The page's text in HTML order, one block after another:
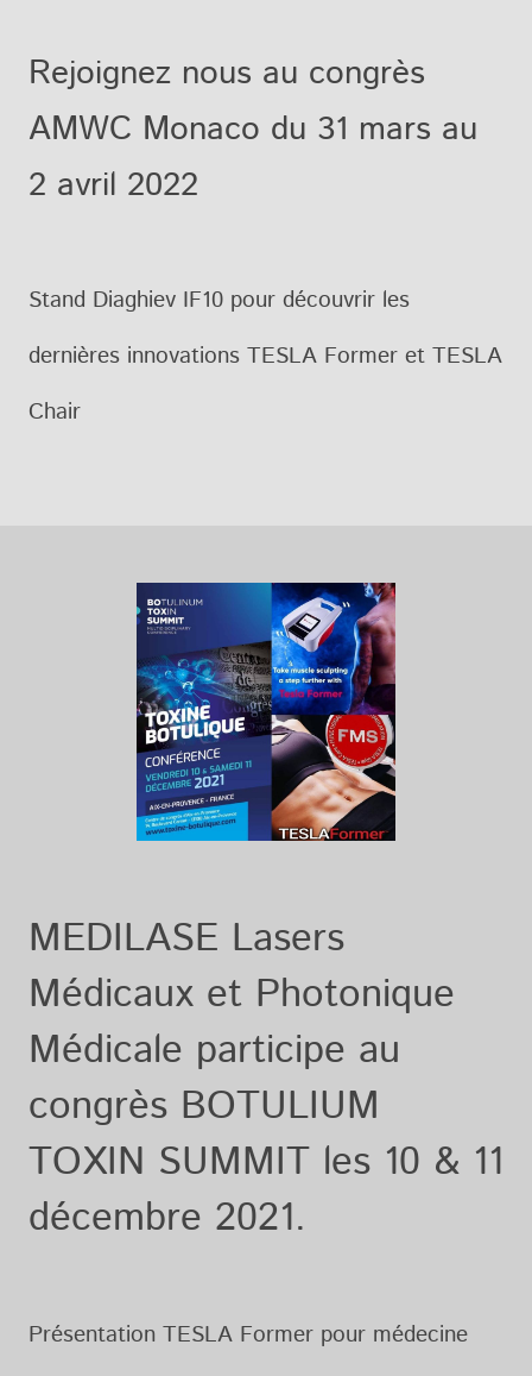
Rejoignez nous au congrès
AMWC Monaco du 31 mars au
2 avril 2022
Stand Diaghiev IF10 pour découvrir les
dernières innovations TESLA Former et TESLA
Chair
MEDILASE Lasers
Médicaux et Photonique
Médicale participe au
congrès BOTULIUM
TOXIN SUMMIT les 10 & 11
décembre 2021.
Présentation TESLA Former pour médecine